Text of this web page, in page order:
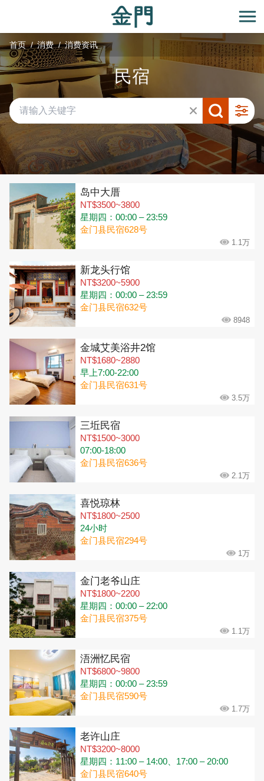
主
要
内
容
开
首页 消费 消费资讯
民宿
共有 291 间店家
岛中大厝
NT$3500~3800
星期四：00:00 – 23:59
金门县民宿628号
1.1万
新龙头行馆
NT$3200~5900
星期四：00:00 – 23:59
金门县民宿632号
8948
金城艾美浴井2馆
NT$1680~2880
早上7:00-22:00
金门县民宿631号
3.5万
三坵民宿
NT$1500~3000
07:00-18:00
金门县民宿636号
2.1万
喜悦琼林
NT$1800~2500
24小时
金门县民宿294号
1万
金门老爷山庄
NT$1800~2200
星期四：00:00 – 22:00
金门县民宿375号
1.1万
浯洲忆民宿
NT$6800~9800
星期四：00:00 – 23:59
金门县民宿590号
1.7万
老许山庄
NT$3200~8000
星期四：11:00 – 14:00、17:00 – 20:00
金门县民宿640号